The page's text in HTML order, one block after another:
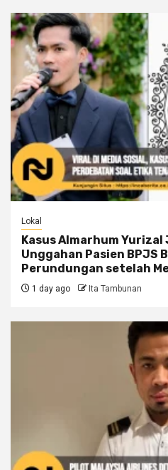
Lokal
Kasus Almarhum
Unggahan Pasien BPJS
Perundungan setelah
1 day ago Ita Tambunan